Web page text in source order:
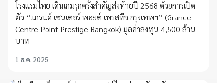
โรงแรมไทย เดินเกมรุกครั้งสำคัญส่งท้ายปี 2568 ด้วยการเปิด
ตัว “แกรนด์ เซนเตอร์ พอยต์ เพรสทีจ กรุงเทพฯ” (Grande
Centre Point Prestige Bangkok) มูลค่าลงทุน 4,500 ล้าน
บาท
1 ธ.ค. 2025